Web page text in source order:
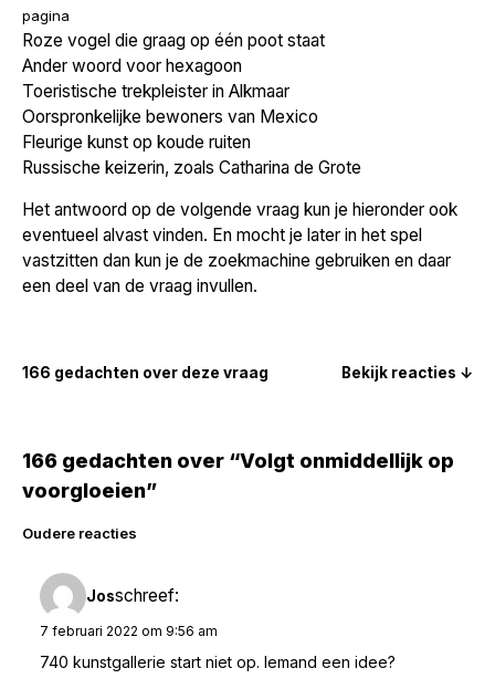
pagina
Roze vogel die graag op één poot staat
Ander woord voor hexagoon
Toeristische trekpleister in Alkmaar
Oorspronkelijke bewoners van Mexico
Fleurige kunst op koude ruiten
Russische keizerin, zoals Catharina de Grote
Het antwoord op de volgende vraag kun je hieronder ook
eventueel alvast vinden. En mocht je later in het spel
vastzitten dan kun je de zoekmachine gebruiken en daar
een deel van de vraag invullen.
166 gedachten over deze vraag Bekijk reacties ↓
166 gedachten over “Volgt onmiddellijk op
voorgloeien”
Reacties
navigatie
Oudere reacties
Josschreef:
7 februari 2022 om 9:56 am
740 kunstgallerie start niet op. Iemand een idee?